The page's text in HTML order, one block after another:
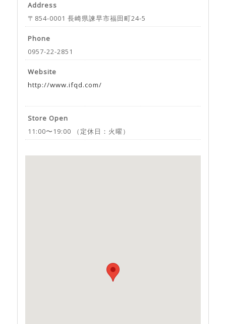
Address
〒854-0001 長崎県諫早市福田町24-5
Phone
0957-22-2851
Website
http://www.ifqd.com/
Store Open
11:00〜19:00 （定休日：火曜）